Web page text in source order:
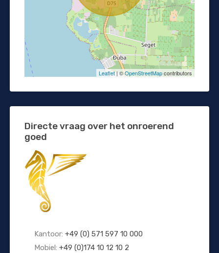
Leaflet| ©OpenStreetMapcontributors
Directe vraag over het onroerend
goed
Kantoor: +49 (0) 571 597 10 000
Mobiel: +49 (0)174 10 12 10 2